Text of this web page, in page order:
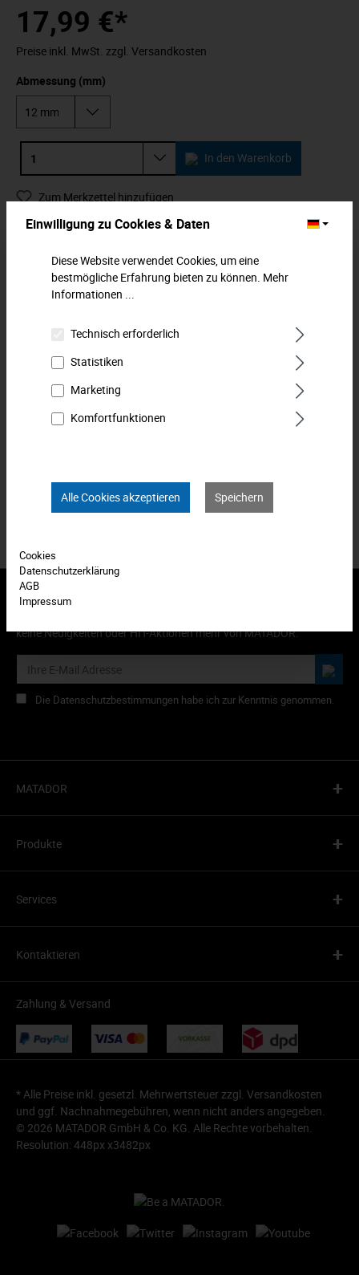
17,99 €*
Preise inkl. MwSt. zzgl. Versandkosten
Abmessung (mm)
In den Warenkorb
Zum Merkzettel hinzufügen
Steckschlüssel-Einsatz VDE, 12,5 mm (1/2"), 12 mm. Für
metrische und zöllige Muttern geeignet. Isoliert nach IEC
Technische Daten
Bewertungen
keine Neuigkeiten oder HIT-Aktionen mehr von MATADOR.
Die Datenschutzbestimmungen habe ich zur Kenntnis genommen.
MATADOR +
Produkte +
Services +
Kontaktieren +
Zahlung & Versand
* Alle Preise inkl. gesetzl. Mehrwertsteuer zzgl. Versandkosten
und ggf. Nachnahmegebühren, wenn nicht anders angegeben.
© 2026 MATADOR GmbH & Co. KG. Alle Rechte vorbehalten.
Resolution: 448px x3482px
Einwilligung zu Cookies & Daten
Diese Website verwendet Cookies, um eine
bestmögliche Erfahrung bieten zu können. Mehr
Informationen ...
Technisch erforderlich
Statistiken
Marketing
Komfortfunktionen
Alle Cookies akzeptieren Speichern
Cookies
Datenschutzerklärung
AGB
Impressum